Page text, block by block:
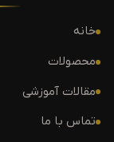
خانه
محصولات
مقالات آموزشی
تماس با ما